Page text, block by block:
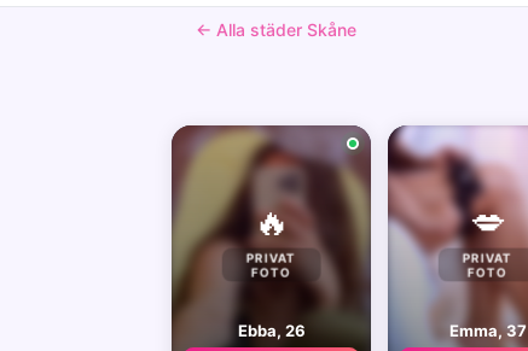
← Alla städer Skåne
🔥
PRIVAT
FOTO
Ebba, 26
💋
PRIVAT
FOTO
Emma, 37